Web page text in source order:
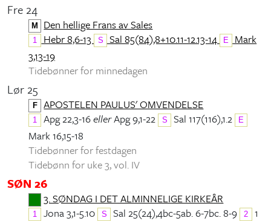
Fre 24
M Den hellige Frans av Sales
1 Hebr 8,6-13 S Sal 85(84),8+10.11-12.13-14 E
Mark
3,13-19
Tidebønner for minnedagen
Lør 25
F APOSTELEN PAULUS' OMVENDELSE
1 Apg 22,3-16ellerApg 9,1-22 S Sal 117(116),1.2 E
Mark 16,15-18
Tidebønner for festdagen
Tidebønn for uke 3, vol. IV
SØN 26
3. SØNDAG I DET ALMINNELIGE KIRKEÅR
1 Jona 3,1-5.10 S Sal 25(24),4bc-5ab. 6-7bc. 8-9 2
1